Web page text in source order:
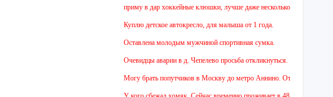
приму в дар хоккейные клюшки, лучше даже несколько:)
Куплю детское автокресло, для малыша от 1 года.
Оставлена молодым мужчиной спортивная сумка.
Очевидцы аварии в д. Чепелево просьба откликнуться.
Могу брать попутчиков в Москву до метро Аннино. Отъезд 6.45 от